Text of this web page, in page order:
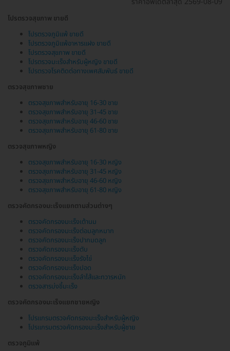
โปรตรวจสุขภาพ ขายดี
โปรตรวจภูมิแพ้ ขายดี
โปรตรวจภูมิแพ้อาหารแฝง ขายดี
โปรตรวจสุขภาพ ขายดี
โปรตรวจมะเร็งสำหรับผู้หญิง ขายดี
โปรตรวจโรคติดต่อทางเพศสัมพันธ์ ขายดี
ตรวจสุขภาพชาย
ตรวจสุขภาพสำหรับอายุ 16-30 ชาย
ตรวจสุขภาพสำหรับอายุ 31-45 ชาย
ตรวจสุขภาพสำหรับอายุ 46-60 ชาย
ตรวจสุขภาพสำหรับอายุ 61-80 ชาย
ตรวจสุขภาพหญิง
ตรวจสุขภาพสำหรับอายุ 16-30 หญิง
ตรวจสุขภาพสำหรับอายุ 31-45 หญิง
ตรวจสุขภาพสำหรับอายุ 46-60 หญิง
ตรวจสุขภาพสำหรับอายุ 61-80 หญิง
ตรวจคัดกรองมะเร็งแยกตามส่วนต่างๆ
ตรวจคัดกรองมะเร็งเต้านม
ตรวจคัดกรองมะเร็งต่อมลูกหมาก
ตรวจคัดกรองมะเร็งปากมดลูก
ตรวจคัดกรองมะเร็งตับ
ตรวจคัดกรองมะเร็งรังไข่
ตรวจคัดกรองมะเร็งปอด
ตรวจคัดกรองมะเร็งลำไส้และทวารหนัก
ตรวจสารบ่งชี้มะเร็ง
ตรวจคัดกรองมะเร็งแยกชายหญิง
โปรแกรมตรวจคัดกรองมะเร็งสำหรับผู้หญิง
โปรแกรมตรวจคัดกรองมะเร็งสำหรับผู้ชาย
ตรวจภูมิแพ้